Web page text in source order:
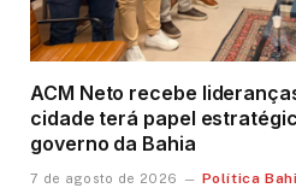
ACM Neto recebe
cidade terá papel
governo da Bahia
7 de agosto de 2026 Política